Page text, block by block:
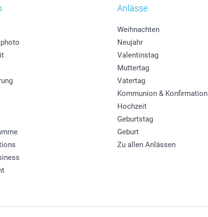
Anlässe
Weihnachten
Neujahr
Valentinstag
Muttertag
Vatertag
Kommunion & Konfirmation
Hochzeit
Geburtstag
Geburt
Zu allen Anlässen